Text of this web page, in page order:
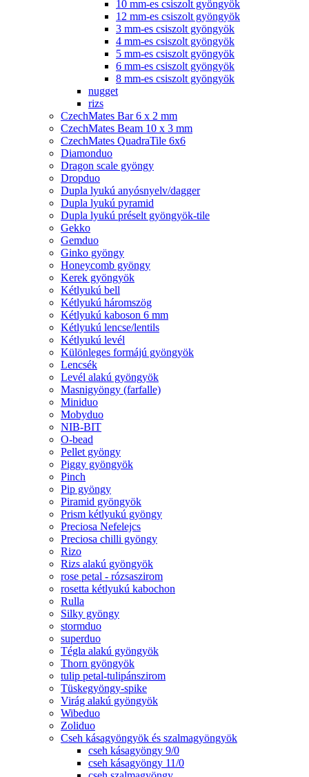
10 mm-es csiszolt gyöngyök
12 mm-es csiszolt gyöngyök
3 mm-es csiszolt gyöngyök
4 mm-es csiszolt gyöngyök
5 mm-es csiszolt gyöngyök
6 mm-es csiszolt gyöngyök
8 mm-es csiszolt gyöngyök
nugget
rizs
CzechMates Bar 6 x 2 mm
CzechMates Beam 10 x 3 mm
CzechMates QuadraTile 6x6
Diamonduo
Dragon scale gyöngy
Dropduo
Dupla lyukú anyósnyelv/dagger
Dupla lyukú pyramid
Dupla lyukú préselt gyöngyök-tile
Gekko
Gemduo
Ginko gyöngy
Honeycomb gyöngy
Kerek gyöngyök
Kétlyukú bell
Kétlyukú háromszög
Kétlyukú kaboson 6 mm
Kétlyukú lencse/lentils
Kétlyukú levél
Különleges formájú gyöngyök
Lencsék
Levél alakú gyöngyök
Masnigyöngy (farfalle)
Miniduo
Mobyduo
NIB-BIT
O-bead
Pellet gyöngy
Piggy gyöngyök
Pinch
Pip gyöngy
Piramid gyöngyök
Prism kétlyukú gyöngy
Preciosa Nefelejcs
Preciosa chilli gyöngy
Rizo
Rizs alakú gyöngyök
rose petal - rózsaszirom
rosetta kétlyukú kabochon
Rulla
Silky gyöngy
stormduo
superduo
Tégla alakú gyöngyök
Thorn gyöngyök
tulip petal-tulipánszirom
Tüskegyöngy-spike
Virág alakú gyöngyök
Wibeduo
Zoliduo
Cseh kásagyöngyök és szalmagyöngyök
cseh kásagyöngy 9/0
cseh kásagyöngy 11/0